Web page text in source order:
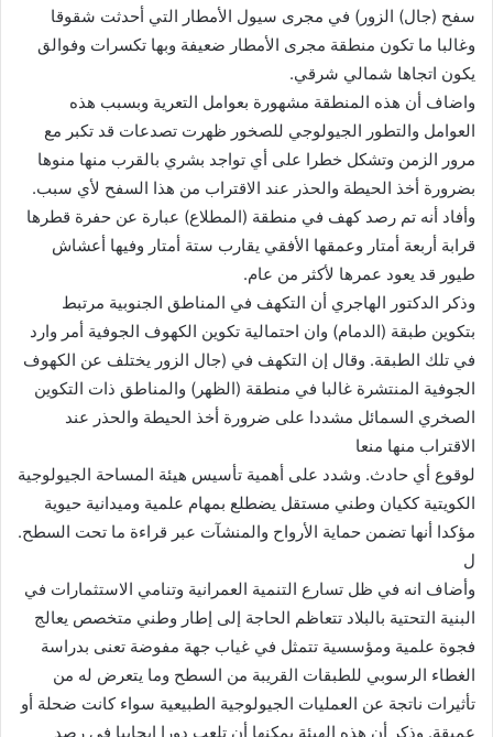
سفح (جال) الزور) في مجرى سيول الأمطار التي أحدثت شقوقا
وغالبا ما تكون منطقة مجرى الأمطار ضعيفة وبها تكسرات وفوالق
يكون اتجاها شمالي شرقي.
واضاف أن هذه المنطقة مشهورة بعوامل التعرية وبسبب هذه
العوامل والتطور الجيولوجي للصخور ظهرت تصدعات قد تكبر مع
مرور الزمن وتشكل خطرا على أي تواجد بشري بالقرب منها منوها
بضرورة أخذ الحيطة والحذر عند الاقتراب من هذا السفح لأي سبب.
وأفاد أنه تم رصد كهف في منطقة (المطلاع) عبارة عن حفرة قطرها
قرابة أربعة أمتار وعمقها الأفقي يقارب ستة أمتار وفيها أعشاش
طيور قد يعود عمرها لأكثر من عام.
وذكر الدكتور الهاجري أن التكهف في المناطق الجنوبية مرتبط
بتكوين طبقة (الدمام) وان احتمالية تكوين الكهوف الجوفية أمر وارد
في تلك الطبقة. وقال إن التكهف في (جال الزور يختلف عن الكهوف
الجوفية المنتشرة غالبا في منطقة (الظهر) والمناطق ذات التكوين
الصخري السمائل مشددا على ضرورة أخذ الحيطة والحذر عند
الاقتراب منها منعا
لوقوع أي حادث. وشدد على أهمية تأسيس هيئة المساحة الجيولوجية
الكويتية ككيان وطني مستقل يضطلع بمهام علمية وميدانية حيوية
مؤكدا أنها تضمن حماية الأرواح والمنشآت عبر قراءة ما تحت السطح.
ل
وأضاف انه في ظل تسارع التنمية العمرانية وتنامي الاستثمارات في
البنية التحتية بالبلاد تتعاظم الحاجة إلى إطار وطني متخصص يعالج
فجوة علمية ومؤسسية تتمثل في غياب جهة مفوضة تعنى بدراسة
الغطاء الرسوبي للطبقات القريبة من السطح وما يتعرض له من
تأثيرات ناتجة عن العمليات الجيولوجية الطبيعية سواء كانت ضحلة أو
عميقة. وذكر أن هذه الهيئة يمكنها أن تلعب دورا إيجابيا في رصد